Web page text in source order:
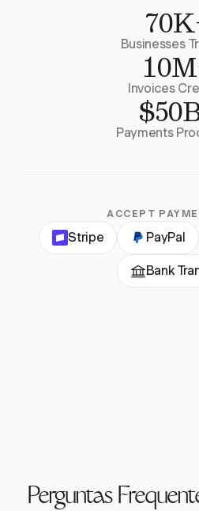
Businesses
Invoices
Payments
ACCEPT
Stripe PayPal
Bank
Perguntas